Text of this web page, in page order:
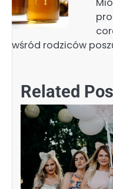
wśród rodziców
Related